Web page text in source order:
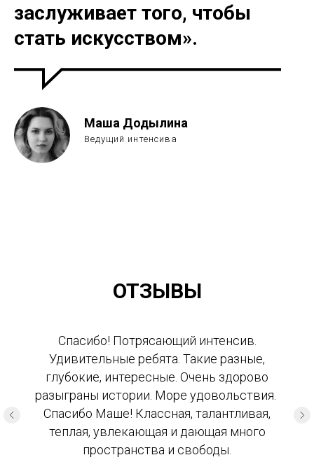
заслуживает того, чтобы
стать искусством».
Маша Додылина
Ведущий интенсива
ОТЗЫВЫ
Спасибо! Потрясающий интенсив.
Удивительные ребята. Такие разные,
глубокие, интересные. Очень здорово
разыграны истории. Море удовольствия.
Спасибо Маше! Классная, талантливая,
теплая, увлекающая и дающая много
пространства и свободы.